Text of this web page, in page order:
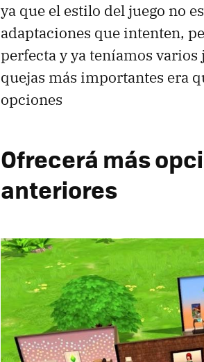
ya que el estilo del juego no
adaptaciones que intenten,
perfecta y ya teníamos
quejas más importantes era
opciones
Ofrecerá más
anteriores